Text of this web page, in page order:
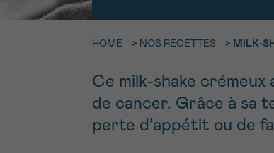
HOME > NOS RECETTES > MILK-
Ce milk-shake
de cancer. Grâce à sa
perte d’appétit ou de
VOTRE